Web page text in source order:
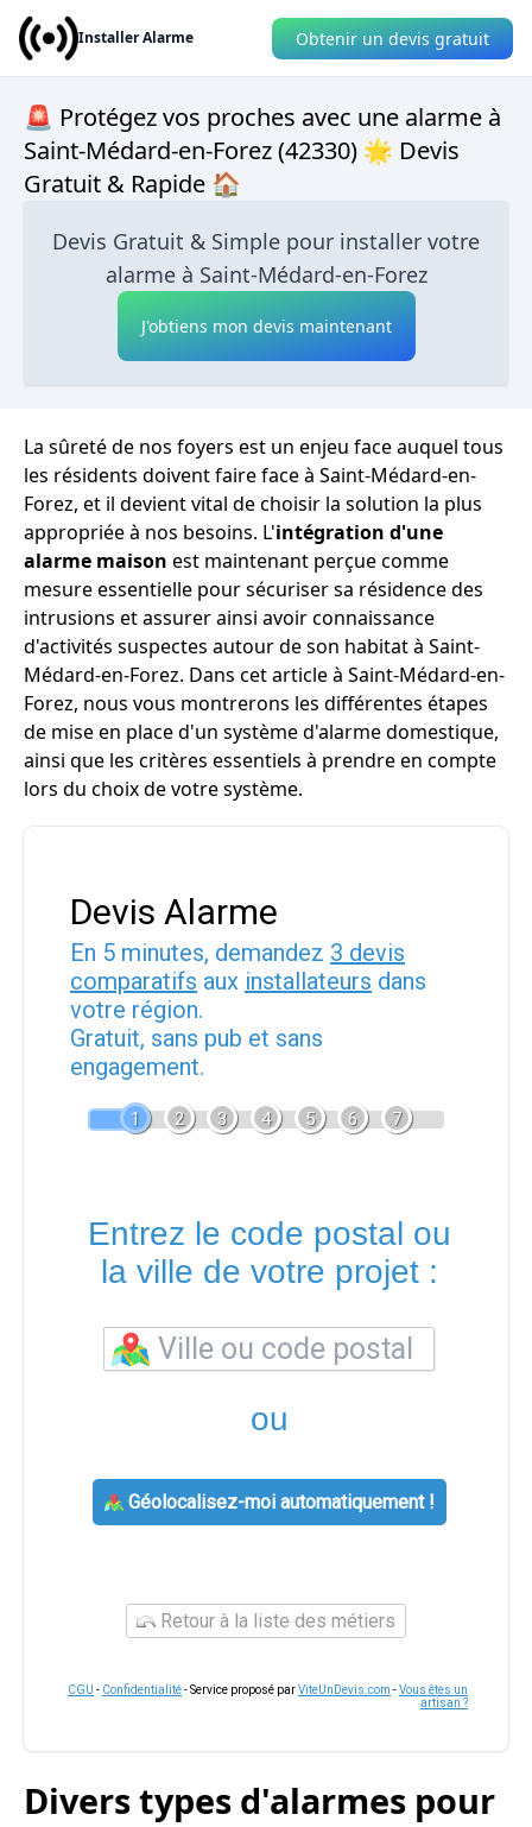
Installer Alarme Obtenir un devis gratuit
🚨 Protégez vos proches avec une alarme à
Saint-Médard-en-Forez (42330) 🌟 Devis
Gratuit & Rapide 🏠
Devis Gratuit & Simple pour installer votre
alarme à Saint-Médard-en-Forez
J'obtiens mon devis maintenant
La sûreté de nos foyers est un enjeu face auquel tous
les résidents doivent faire face à Saint-Médard-en-
Forez, et il devient vital de choisir la solution la plus
appropriée à nos besoins. L'intégration d'une
alarme maison est maintenant perçue comme
mesure essentielle pour sécuriser sa résidence des
intrusions et assurer ainsi avoir connaissance
d'activités suspectes autour de son habitat à Saint-
Médard-en-Forez. Dans cet article à Saint-Médard-en-
Forez, nous vous montrerons les différentes étapes
de mise en place d'un système d'alarme domestique,
ainsi que les critères essentiels à prendre en compte
lors du choix de votre système.
Devis Alarme
En 5 minutes, demandez 3 devis
comparatifs aux installateurs dans
votre région.
Gratuit, sans pub et sans
engagement.
1 2 3 4 5 6 7
Entrez le code postal ou
la ville de votre projet :
ou
Géolocalisez-moi automatiquement !
Retour à la liste des métiers
CGU - Confidentialité- Service proposé parViteUnDevis.com -Vous êtes un
artisan ?
Divers types d'alarmes pour